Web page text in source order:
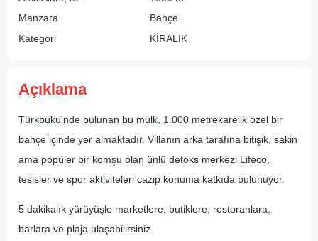
Manzara
Bahçe
Kategori
KİRALIK
Açıklama
Türkbükü'nde bulunan bu mülk, 1.000 metrekarelik özel bir
bahçe içinde yer almaktadır. Villanın arka tarafına bitişik, sakin
ama popüler bir komşu olan ünlü detoks merkezi Lifeco,
tesisler ve spor aktiviteleri cazip konuma katkıda bulunuyor.
5 dakikalık yürüyüşle marketlere, butiklere, restoranlara,
barlara ve plaja ulaşabilirsiniz.